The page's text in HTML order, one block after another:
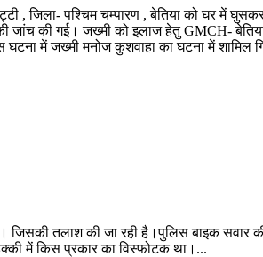
, जिला- पश्चिम चम्पारण , बेतिया को घर में
की जांच की गई। जख्मी को इलाज हेतु GMCH-
में जख्मी मनोज कुशवाहा का घटना में शामिल
जिसकी तलाश की जा रही है।पुलिस बाइक सवार
में किस प्रकार का विस्फोटक था।...